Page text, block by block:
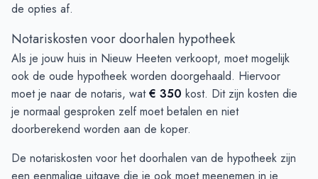
de opties af.
Notariskosten voor doorhalen hypotheek
Als je jouw huis in Nieuw Heeten verkoopt, moet mogelijk
ook de oude hypotheek worden doorgehaald. Hiervoor
moet je naar de notaris, wat€ 350 kost. Dit zijn kosten die
je normaal gesproken zelf moet betalen en niet
doorberekend worden aan de koper.
De notariskosten voor het doorhalen van de hypotheek zijn